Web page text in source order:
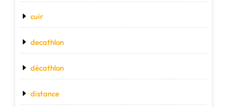
cuir
decathlon
décathlon
distance